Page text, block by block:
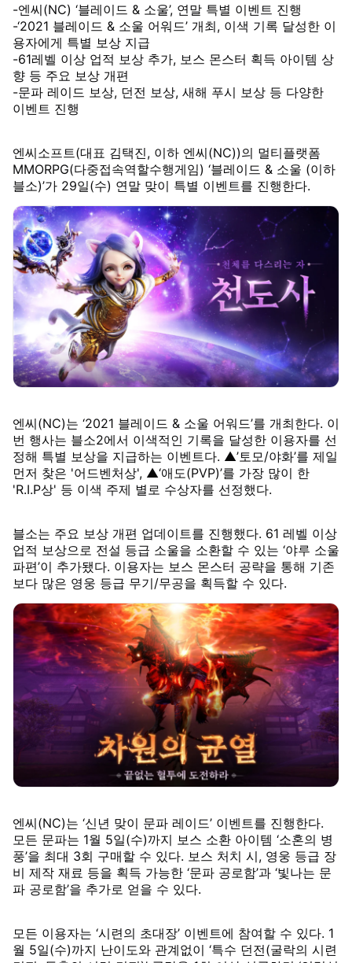
-엔씨(NC) ‘블레이드 & 소울’, 연말 특별 이벤트 진행
-‘2021 블레이드 & 소울 어워드’ 개최, 이색 기록 달성한 이
용자에게 특별 보상 지급
-61레벨 이상 업적 보상 추가, 보스 몬스터 획득 아이템 상
향 등 주요 보상 개편
-문파 레이드 보상, 던전 보상, 새해 푸시 보상 등 다양한
이벤트 진행
엔씨소프트(대표 김택진, 이하 엔씨(NC))의 멀티플랫폼
MMORPG(다중접속역할수행게임) ‘블레이드 & 소울 (이하
블소)’가 29일(수) 연말 맞이 특별 이벤트를 진행한다.
엔씨(NC)는 ‘2021 블레이드 & 소울 어워드’를 개최한다. 이
번 행사는 블소2에서 이색적인 기록을 달성한 이용자를 선
정해 특별 보상을 지급하는 이벤트다. ▲’토모/야화’를 제일
먼저 찾은 '어드벤처상', ▲‘애도(PVP)’를 가장 많이 한
'R.I.P상' 등 이색 주제 별로 수상자를 선정했다.
블소는 주요 보상 개편 업데이트를 진행했다. 61 레벨 이상
업적 보상으로 전설 등급 소울을 소환할 수 있는 ‘야루 소울
파편’이 추가됐다. 이용자는 보스 몬스터 공략을 통해 기존
보다 많은 영웅 등급 무기/무공을 획득할 수 있다.
엔씨(NC)는 ‘신년 맞이 문파 레이드’ 이벤트를 진행한다.
모든 문파는 1월 5일(수)까지 보스 소환 아이템 ‘소혼의 병
풍’을 최대 3회 구매할 수 있다. 보스 처치 시, 영웅 등급 장
비 제작 재료 등을 획득 가능한 ‘문파 공로함’과 ‘빛나는 문
파 공로함’을 추가로 얻을 수 있다.
모든 이용자는 ‘시련의 초대장’ 이벤트에 참여할 수 있다. 1
월 5일(수)까지 난이도와 관계없이 ‘특수 던전(굴락의 시련